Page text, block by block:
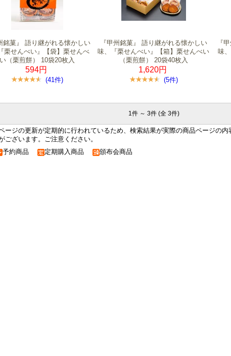
銘菓』 語り継がれる懐かしい
栗せんべい』【袋】栗せんべ
（栗煎餅） 10袋20枚入
594円
(41件)
『甲州銘菓』 語り継がれる懐かしい
味、『栗せんべい』【箱】栗せんべい
（栗煎餅） 20袋40枚入
1,620円
(5件)
『
味
1件 ～ 3件 (全 3件)
ージの更新が定期的に行われているため、検索結果が実際の商品ページの内
ございます。ご注意ください。
予約商品
定期購入商品 頒布会商品